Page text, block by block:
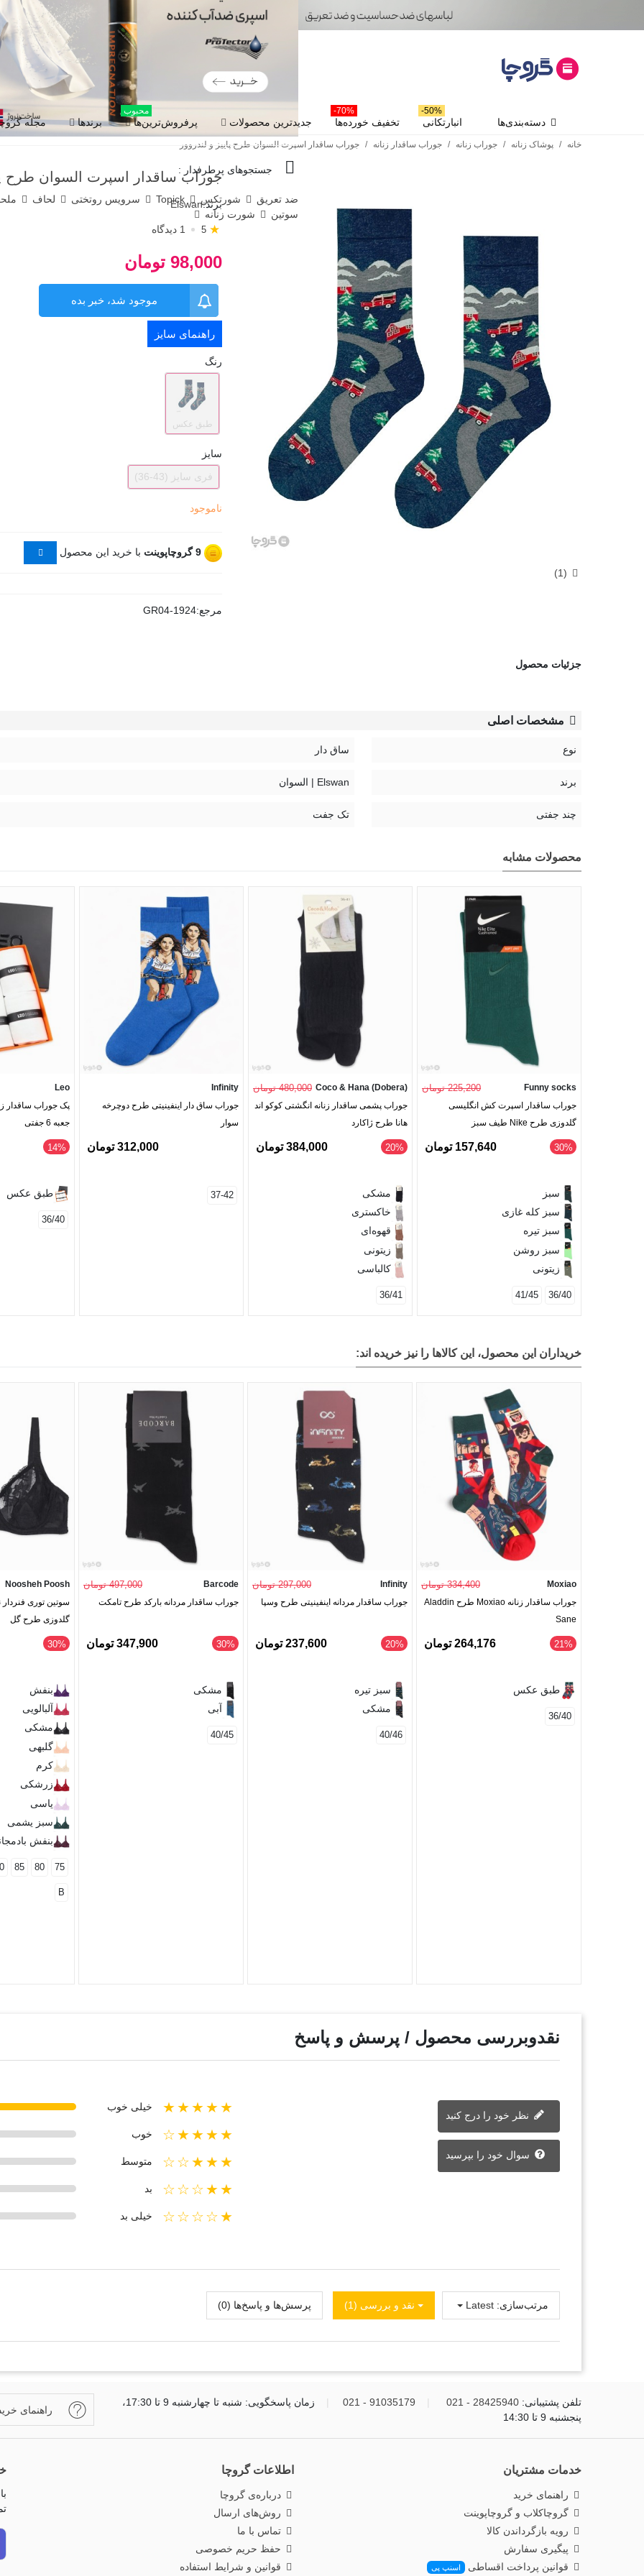
جستجوهای پرطرفدار :
ضد تعریق شورتکس Topick سرویس روتختی لحاف
سوتین
شورت زنانه
دسته‌بندی‌ها انبارتکانی
50%-
تخفیف خورده‌ها
70%-
جدیدترین محصولات پرفروش‌ترین‌ها
محبوب
برندها مجله
خانه / پوشاک زنانه / جوراب زنانه / جوراب ساقدار زنانه / جوراب ساقدار اسپرت السوان طرح پاییز و لندروور
(
1
)
جوراب ساقدار اسپرت السوان طرح
برند:Elswan
5 ★ 1 دیدگاه
98,000 تومان
موجود شد، خبر بده
راهنمای سایز
رنگ
طبق عکس
سایز
فری سایز (43-36)
ناموجود
9گروچاپوینت با خرید این محصول
مرجع:GR04-1924
جزئیات محصول
مشخصات اصلی
نوع ساق دار
برند Elswan | السوان
چند جفتی تک جفت
محصولات مشابه
Funny socks 225,200 تومان
جوراب ساقدار اسپرت کش انگلیسی
گلدوزی طرح Nike طیف سبز
‎30% 157,640 تومان
سبز
سبز کله غازی
سبز تیره
سبز روشن
زیتونی
36/40
41/45
Coco & Hana (Dobera) 480,000 تومان
جوراب پشمی ساقدار زنانه انگشتی کوکو اند
هانا طرح ژاکارد
‎20% 384,000 تومان
مشکی
خاکستری
قهوه‌ای
زیتونی
کالباسی
36/41
Infinity
جوراب ساق دار اینفینیتی طرح دوچرخه‌
سوار
312,000 تومان
37-42
Leo
جعبه 6 جفتی
‎14%
طبق عکس
36/40
خریداران این محصول، این کالاها را نیز خریده اند:
Moxiao 334,400 تومان
جوراب ساقدار زنانه Moxiao طرح Aladdin
Sane
‎21% 264,176 تومان
طبق عکس
36/40
Infinity 297,000 تومان
جوراب ساقدار مردانه اینفینیتی طرح وسپا
‎20% 237,600 تومان
سبز تیره
مشکی
40/46
Barcode 497,000 تومان
جوراب ساقدار مردانه بارکد طرح تامکت
‎30% 347,900 تومان
مشکی
آبی
40/45
Noosheh Poosh
گلدوزی طرح گل
‎30%
بنفش
آلبالویی
مشکی
گلبهی
کرم
زرشکی
یاسی
سبز یشمی
بنفش
75
80
85
B
نقدوبررسی محصول / پرسش و پاسخ
★★★★★ خیلی خوب
★★★★☆ خوب
★★★☆☆ متوسط
★★☆☆☆ بد
★☆☆☆☆ خیلی بد
سوال خود را بپرسید
نقد و بررسی‌‌ (1) پرسش‌ها و پاسخ‌ها (0) مرتب‌سازی: Latest
تلفن پشتیبانی: 28425940 - 021
91035179 - 021
زمان پاسخگویی: شنبه تا چهارشنبه 9 تا 17:30،
پنجشنبه 9 تا 14:30
راهنمای
خدمات مشتریان
راهنمای خرید
گروچاکلاب و گروچاپوینت
رویه بازگرداندن کالا
پیگیری سفارش
قوانین پرداخت اقساطی
اسنپ پی
اطلاعات گروچا
درباره‌ی گروچا
روش‌های ارسال
تماس با ما
حفظ حریم خصوصی
قوانین و شرایط استفاده